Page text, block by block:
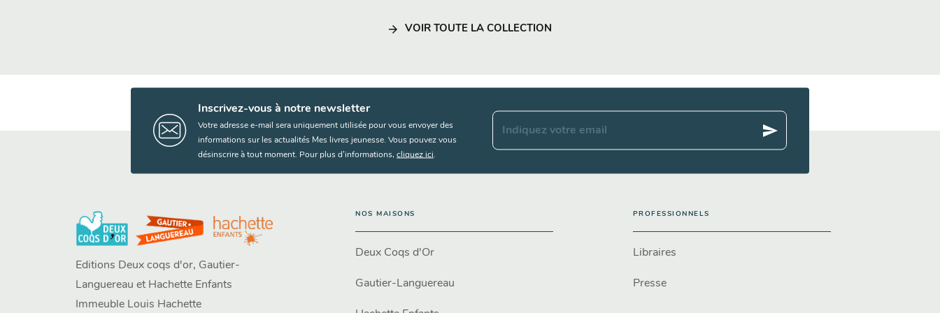
arrow_forward VOIR TOUTE LA COLLECTION
Inscrivez-vous à notre newsletter
Votre adresse e-mail sera uniquement utilisée pour vous envoyer des
informations sur les actualités Mes livres jeunesse. Vous pouvez vous
désinscrire à tout moment. Pour plus d’informations, cliquez ici.
Indiquez votre email send
Editions Deux coqs d'or, Gautier-
Languereau et Hachette Enfants
Immeuble Louis Hachette
NOS MAISONS
Deux Coqs d'Or
Gautier-Languereau
PROFESSIONNELS
Libraires
Presse